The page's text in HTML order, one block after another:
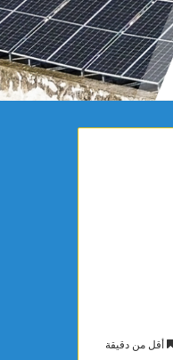
أقل من دقيقة